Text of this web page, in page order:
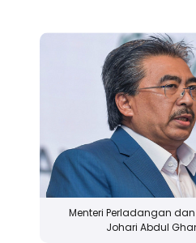
Menteri Perladangan dan
Johari Abdul